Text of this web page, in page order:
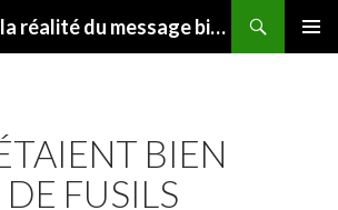
Paroles de Dieu, la réalité du message biblique
BIEN
FUSILS